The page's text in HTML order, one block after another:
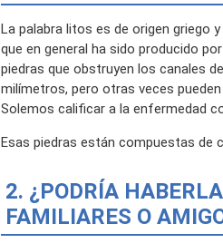
La palabra litos es de origen griego
que en general ha sido producido
piedras que obstruyen los canales
milímetros, pero otras veces
Solemos calificar a la enfermedad
Esas piedras están compuestas de
2. ¿PODRÍA
FAMILIARES O